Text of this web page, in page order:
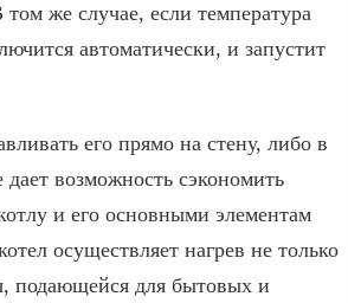
же случае, если температура
автоматически, и запустит
его прямо на стену, либо в
возможность сэкономить
и его основными элементам
осуществляет нагрев не только
подающейся для бытовых и